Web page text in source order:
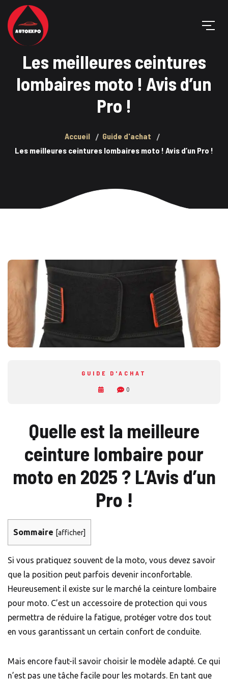
Les meilleures ceintures
lombaires moto ! Avis d’un
Pro !
Accueil
Guide d'achat
Les meilleures ceintures lombaires moto ! Avis d’un Pro !
GUIDE D'ACHAT
0
Quelle est la meilleure
ceinture lombaire pour
moto en 2025 ? L’Avis d’un
Pro !
Sommaire [afficher]
Si vous pratiquez souvent de la moto, vous devez savoir
que la position peut parfois devenir inconfortable.
Heureusement il existe sur le marché la ceinture lombaire
pour moto. C’est un accessoire de protection qui vous
permettra de réduire la fatigue, protéger votre dos tout
en vous garantissant un certain confort de conduite.
Mais encore faut-il savoir choisir le modèle adapté. Ce qui
n’est pas une tâche facile pour les motards. En tant que